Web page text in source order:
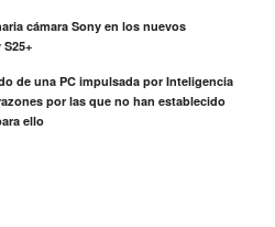
cámara Sony en los nuevos
de una PC impulsada por Inteligencia
por las que no han establecido
ello